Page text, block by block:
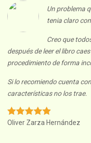
Un problema
tenia claro
Creo que
después de leer el libro
procedimiento de forma
Si lo recomiendo cuenta
características no los trae.
Oliver Zarza Hernández